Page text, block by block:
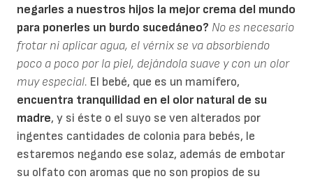
negarles a nuestros hijos la mejor crema del mundo
para ponerles un burdo sucedáneo? No es necesario
frotar ni aplicar agua, el vérnix se va absorbiendo
poco a poco por la piel, dejándola suave y con un olor
muy especial. El bebé, que es un mamífero,
encuentra tranquilidad en el olor natural de su
madre, y si éste o el suyo se ven alterados por
ingentes cantidades de colonia para bebés, le
estaremos negando ese solaz, además de embotar
su olfato con aromas que no son propios de su